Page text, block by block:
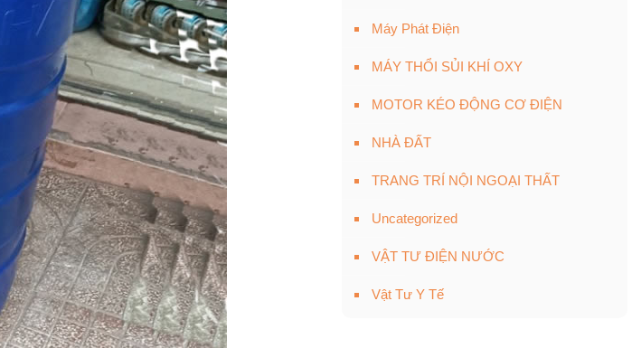
Máy Phát Điện
MÁY THỔI SỦI KHÍ OXY
MOTOR KÉO ĐỘNG CƠ ĐIỆN
NHÀ ĐẤT
TRANG TRÍ NỘI NGOẠI THẤT
Uncategorized
VẬT TƯ ĐIỆN NƯỚC
Vật Tư Y Tế